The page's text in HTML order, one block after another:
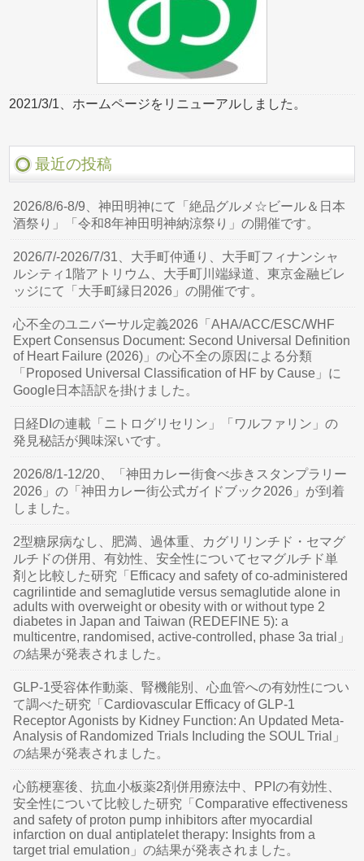
2021/3/1、ホームページをリニューアルしました。
最近の投稿
2026/8/6-8/9、神田明神にて「絶品グルメ☆ビール＆日本
酒祭り」「令和8年神田明神納涼祭り」の開催です。
2026/7/-2026/7/31、大手町仲通り、大手町フィナンシャ
ルシティ1階アトリウム、大手町川端緑道、東京金融ビレ
ッジにて「大手町縁日2026」の開催です。
心不全のユニバーサル定義2026「AHA/ACC/ESC/WHF
Expert Consensus Document: Second Universal Definition
of Heart Failure (2026)」の心不全の原因による分類
「Proposed Universal Classification of HF by Cause」に
Google日本語訳を掛けました。
日経DIの連載「ニトログリセリン」「ワルファリン」の
発見秘話が興味深いです。
2026/8/1-12/20、「神田カレー街食べ歩きスタンプラリー
2026」の「神田カレー街公式ガイドブック2026」が到着
しました。
2型糖尿病なし、肥満、過体重、カグリリンチド・セマグ
ルチドの併用、有効性、安全性についてセマグルチド単
剤と比較した研究「Efficacy and safety of co-administered
cagrilintide and semaglutide versus semaglutide alone in
adults with overweight or obesity with or without type 2
diabetes in Japan and Taiwan (REDEFINE 5): a
multicentre, randomised, active-controlled, phase 3a trial」
の結果が発表されました。
GLP-1受容体作動薬、腎機能別、心血管への有効性につい
て調べた研究「Cardiovascular Efficacy of GLP-1
Receptor Agonists by Kidney Function: An Updated Meta-
Analysis of Randomized Trials Including the SOUL Trial」
の結果が発表されました。
心筋梗塞後、抗血小板薬2剤併用療法中、PPIの有効性、
安全性について比較した研究「Comparative effectiveness
and safety of proton pump inhibitors after myocardial
infarction on dual antiplatelet therapy: Insights from a
target trial emulation」の結果が発表されました。